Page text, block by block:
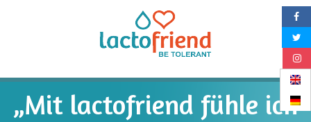
Aller au texte
Aller au menu
„Mit lactofriend fühle ich